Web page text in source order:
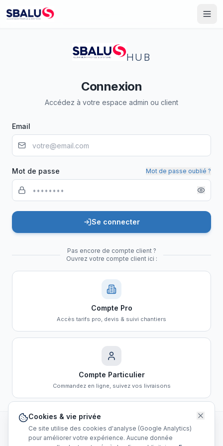
HUB
Connexion
Accédez à votre espace admin ou client
Email
Mot de passe Mot de passe oublié ?
Se connecter
Pas encore de compte client ?
Ouvrez votre compte client ici :
Compte Pro
Accès tarifs pro, devis & suivi chantiers
Compte Particulier
Commandez en ligne, suivez vos livraisons
sbalu.com Configurateur 3D info@sbalu.com
Cookies & vie privée
Ce site utilise des cookies d'analyse (Google Analytics)
pour améliorer votre expérience. Aucune donnée